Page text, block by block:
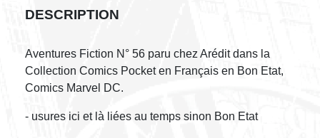
DESCRIPTION
Aventures Fiction N° 56 paru chez Arédit dans la
Collection Comics Pocket en Français en Bon Etat,
Comics Marvel DC.
- usures ici et là liées au temps sinon Bon Etat